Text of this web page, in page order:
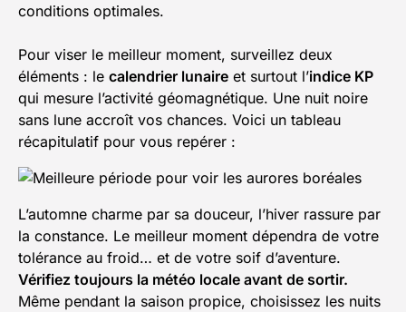
conditions optimales.
Pour viser le meilleur moment, surveillez deux
éléments : le calendrier lunaire et surtout l’indice KP
qui mesure l’activité géomagnétique. Une nuit noire
sans lune accroît vos chances. Voici un tableau
récapitulatif pour vous repérer :
L’automne charme par sa douceur, l’hiver rassure par
la constance. Le meilleur moment dépendra de votre
tolérance au froid… et de votre soif d’aventure.
Vérifiez toujours la météo locale avant de sortir.
Même pendant la saison propice, choisissez les nuits